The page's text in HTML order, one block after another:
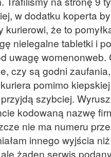
w dodatku koperta
kurierowi, że to
nielegalne tabletki i
uwagę
czy są godni
pomimo
szybciej.
kodowaną nazwę
nie ma numeru
innego wyjścia
żaden serwis